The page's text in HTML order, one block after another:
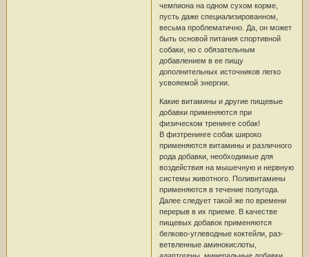
чемпиона на одном сухом корме,
пусть даже специализированном,
весьма проблематично. Да, он может
быть основой питания спортивной
собаки, но с обязательным
добавлением в ее пищу
дополнительных источников легко
усвояемой энергии.
Какие витамины и другие пищевые
добавки применяются при
физическом тренинге собак!
В физтренинге собак широко
применяются витамины и различного
рода добавки, необходимые для
воздействия на мышечную и нервную
системы животного. Поливитамины
применяются в течение полугода.
Далее следует такой же по времени
перерыв в их приеме. В качестве
пищевых добавок применяются
белково-углеводные коктейли, раз-
ветвленные аминокислоты,
адаптогены, минеральные добавки,